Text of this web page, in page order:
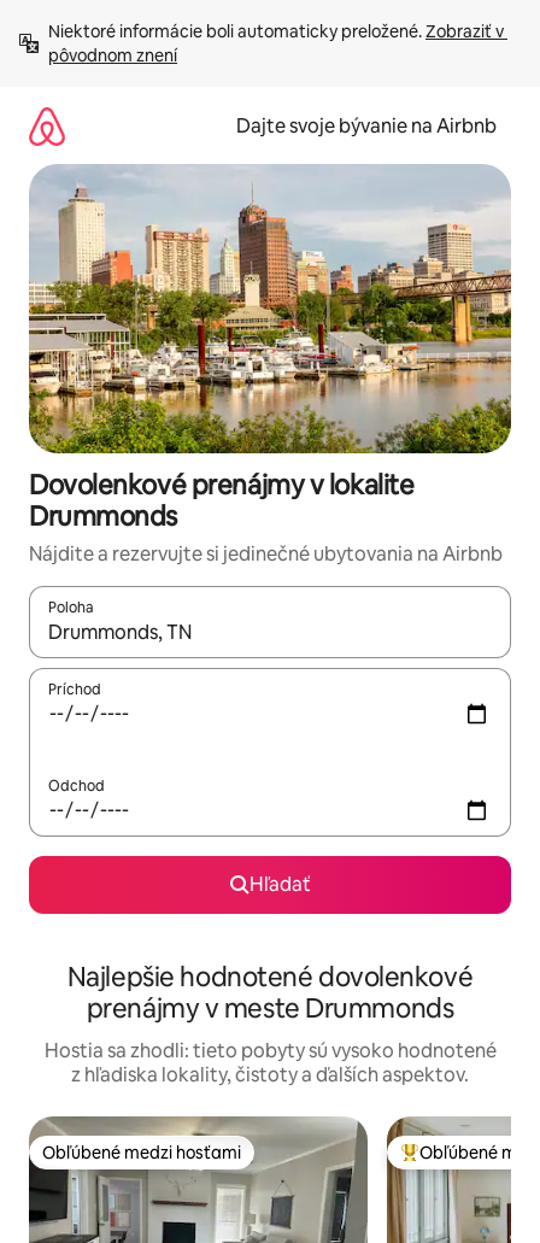
obsah.
Niektoré informácie boli automaticky preložené. Zobraziť v
pôvodnom znení
Dajte svoje bývanie na Airbnb
Dovolenkové prenájmy v lokalite
Drummonds
Nájdite a rezervujte si jedinečné ubytovania na Airbnb
Poloha
Keď budú výsledky k dispozícii, môžete si ich prechádzať
Príchod
Odchod
Hľadať
Najlepšie hodnotené dovolenkové
prenájmy v meste Drummonds
Hostia sa zhodli: tieto pobyty sú vysoko hodnotené
z hľadiska lokality, čistoty a ďalších aspektov.
Obľúbené medzi hosťami
Obľúbené medzi hosťami Najobľúbenejšie
Obľúbené